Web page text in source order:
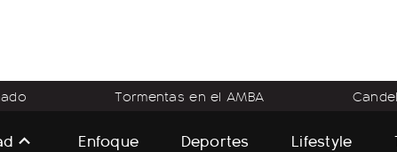
Tormentas en el AMBA
Enfoque Deportes Lifestyle